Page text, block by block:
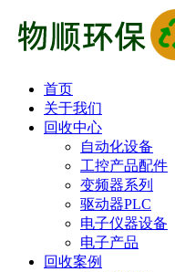
首页
关于我们
回收中心
自动化设备
工控产品配件
变频器系列
驱动器PLC
电子仪器设备
电子产品
回收案例